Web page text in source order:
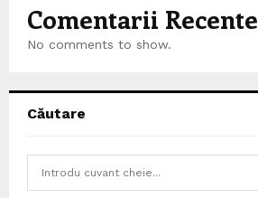
Comentarii Recente
No comments to show.
Căutare